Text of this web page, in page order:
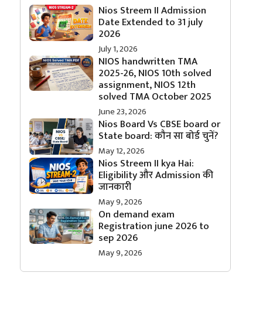
Nios Streem II Admission
Date Extended to 31 july
2026
July 1, 2026
NIOS handwritten TMA
2025-26, NIOS 10th solved
assignment, NIOS 12th
solved TMA October 2025
June 23, 2026
Nios Board Vs CBSE board or
State board: कौन सा बोर्ड चुनें?
May 12, 2026
Nios Streem II kya Hai:
Eligibility और Admission की
जानकारी
May 9, 2026
On demand exam
Registration june 2026 to
sep 2026
May 9, 2026